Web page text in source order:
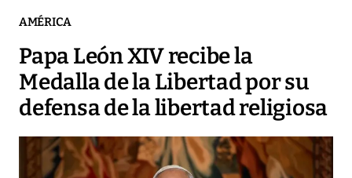
AMÉRICA
Papa León XIV recibe la
Medalla de la Libertad por su
defensa de la libertad religiosa